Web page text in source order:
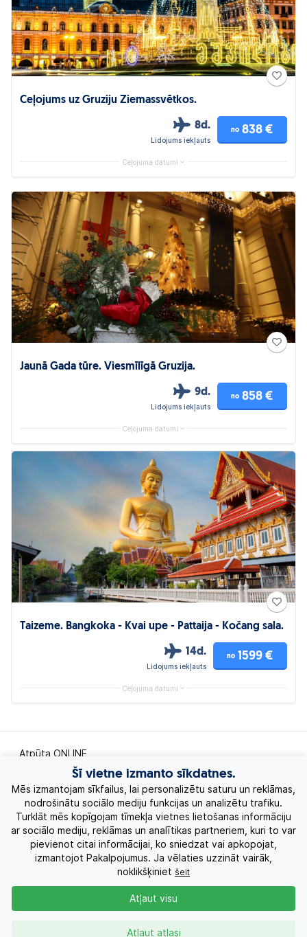
Ceļojums uz Gruziju Ziemassvētkos.
8d.
Lidojums iekļauts
no 838 €
Ceļojuma datumi
Jaunā Gada tūre. Viesmīlīgā Gruzija.
9d.
Lidojums iekļauts
no 858 €
Ceļojuma datumi
Taizeme. Bangkoka - Kvai upe - Pattaija - Kočang sala.
14d.
Lidojums iekļauts
no 1599 €
Ceļojuma datumi
Atpūta ONLINE
Ekskursiju ceļojumi
Eksotiskie ceļojumi
Labākie piedāvājumi
Kruīzi
Šī vietne izmanto sīkdatnes.
Mēs izmantojam sīkfailus, lai personalizētu saturu un reklāmas,
nodrošinātu sociālo mediju funkcijas un analizētu trafiku.
Turklāt mēs kopīgojam tīmekļa vietnes lietošanas informāciju
ar sociālo mediju, reklāmas un analītikas partneriem, kuri to var
pievienot citai informācijai, ko sniedzat vai apkopojat,
izmantojot Pakalpojumus. Ja vēlaties uzzināt vairāk,
noklikšķiniet šeit
Atļaut atlasi
Atļaut visu